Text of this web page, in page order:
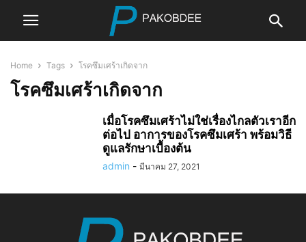
Home Tags โรคซึมเศร้าเกิดจาก
โรคซึมเศร้าเกิดจาก
เมื่อโรคซึมเศร้าไม่ใช่เรื่องไกลตัวเราอีก
ต่อไป อาการของโรคซึมเศร้า พร้อมวิธี
ดูแลรักษาเบื้องต้น
admin - มีนาคม 27, 2021